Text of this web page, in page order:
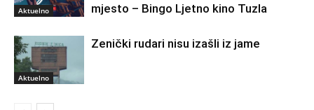
Aktuelno
mjesto – Bingo Ljetno kino Tuzla
Aktuelno
Zenički rudari nisu izašli iz jame